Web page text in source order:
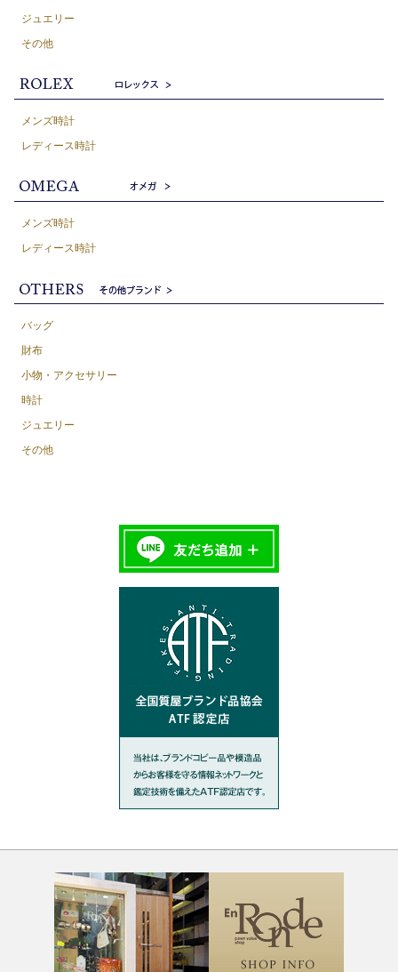
ジュエリー
その他
メンズ時計
レディース時計
メンズ時計
レディース時計
バッグ
財布
小物・アクセサリー
時計
ジュエリー
その他